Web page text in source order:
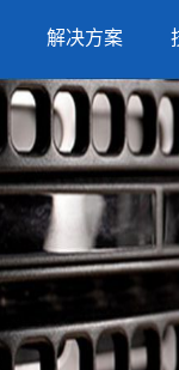
解决方案